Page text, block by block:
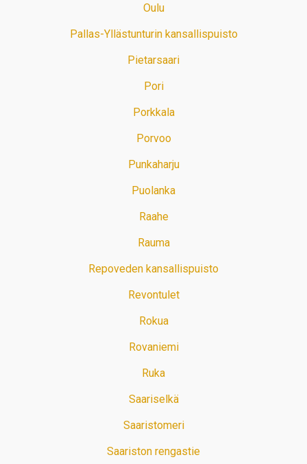
Oulu
Pallas-Yllästunturin kansallispuisto
Pietarsaari
Pori
Porkkala
Porvoo
Punkaharju
Puolanka
Raahe
Rauma
Repoveden kansallispuisto
Revontulet
Rokua
Rovaniemi
Ruka
Saariselkä
Saaristomeri
Saariston rengastie